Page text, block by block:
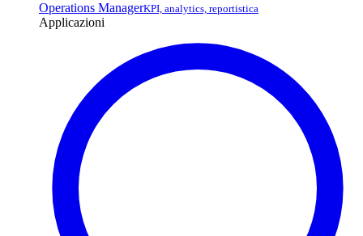
Operations ManagerKPI, analytics, reportistica
Applicazioni